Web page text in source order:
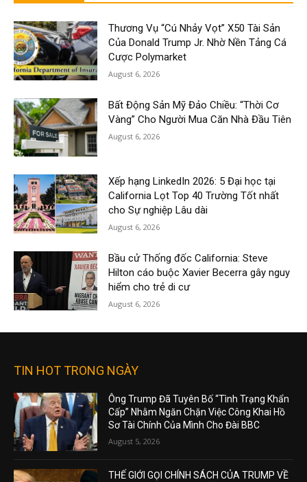
Thương Vụ “Cú Nhảy Vọt” X50 Tài Sản
Của Donald Trump Jr. Nhờ Nền Tảng Cá
Cược Polymarket
August 6, 2026
Bất Động Sản Mỹ Đảo Chiều: “Thời Cơ
Vàng” Cho Người Mua Căn Nhà Đầu Tiên
August 6, 2026
Xếp hạng LinkedIn 2026: 5 Đại học tại
California Lọt Top 40 Trường Tốt nhất
cho Sự nghiệp Lâu dài
August 6, 2026
Bầu cử Thống đốc California: Steve
Hilton cáo buộc Xavier Becerra gây nguy
hiểm cho trẻ di cư
August 6, 2026
TIN HOT TRONG NGÀY
Ông Trump Đã Tuyên Bố “Tình Trạng Khẩn
Cấp” Nhằm Ngăn Chặn Việc Công Khai Hồ
Sơ Tài Chính Của Mình Cho Đài BBC
August 5, 2026
THẾ GIỚI GỌI CHÍNH SÁCH CỦA TRUMP VỀ